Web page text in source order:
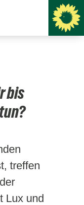
bis
treffen
Lux und